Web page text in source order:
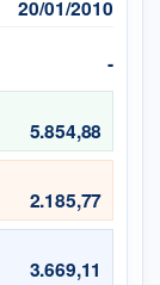
20/01/2010
-
5.854,88
2.185,77
3.669,11